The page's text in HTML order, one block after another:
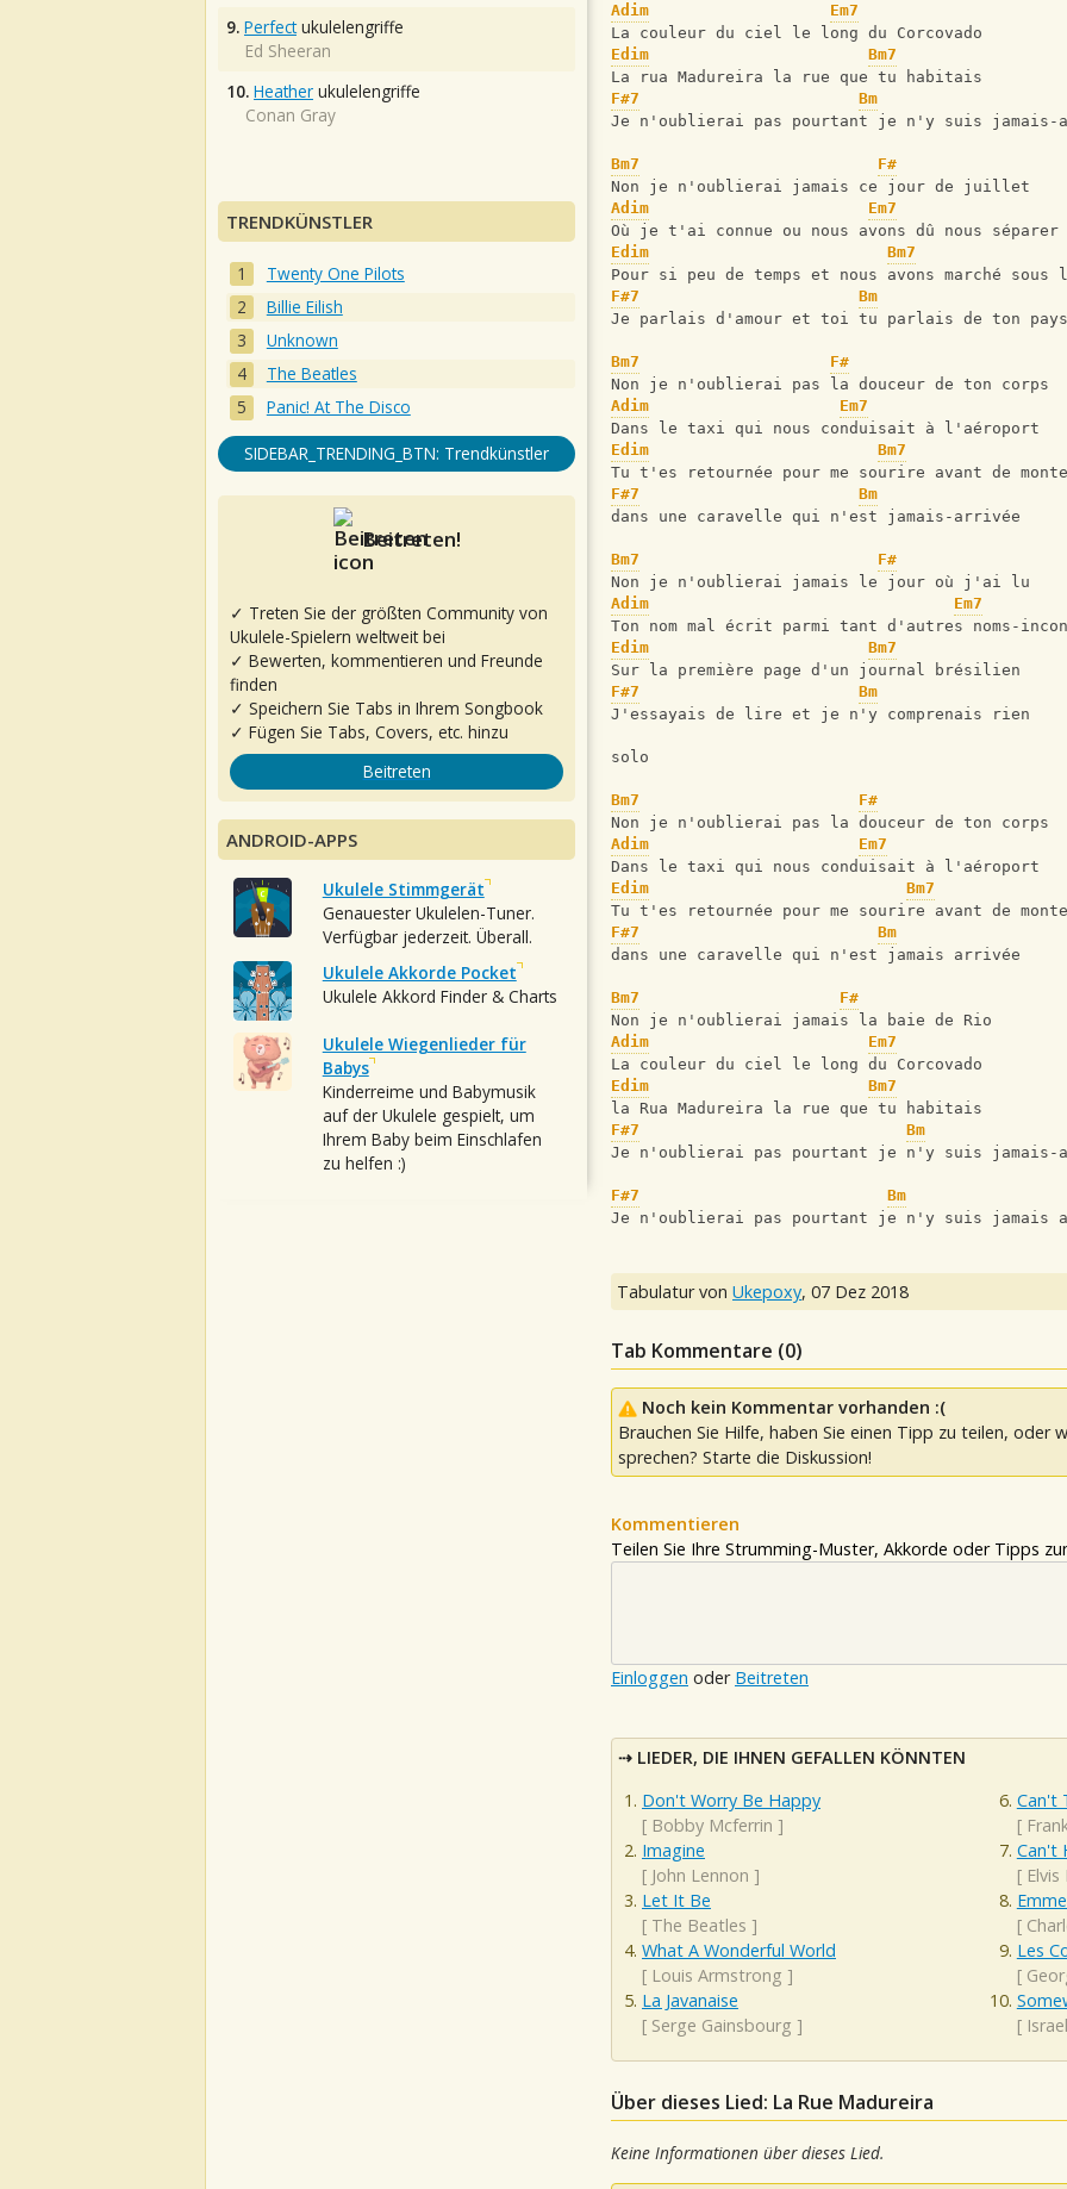
Adim
Em7
La couleur du ciel le long du Corcovado
Edim
Bm7
La rua Madureira la rue que tu habitais
F#7
Bm
Je n'oublierai pas pourtant je n'y suis jamais-
Bm7
F#
Non je n'oublierai jamais ce jour de juillet
Adim
Em7
Où je t'ai connue ou nous avons dû nous séparer
Edim
Bm7
Pour si peu de temps et nous avons marché
F#7
Bm
Je parlais d'amour et toi tu parlais de ton pays
Bm7
F#
Non je n'oublierai pas la douceur de ton corps
Adim
Em7
Dans le taxi qui nous conduisait à l'aéroport
Edim
Bm7
Tu t'es retournée pour me sourire avant de
F#7
Bm
dans une caravelle qui n'est jamais-arrivée
Bm7
F#
Non je n'oublierai jamais le jour où j'ai lu
Adim
Em7
Ton nom mal écrit parmi tant d'autres noms-
Edim
Bm7
Sur la première page d'un journal brésilien
F#7
Bm
J'essayais de lire et je n'y comprenais rien
solo
Bm7
F#
Non je n'oublierai pas la douceur de ton corps
Adim
Em7
Dans le taxi qui nous conduisait à l'aéroport
Edim
Bm7
Tu t'es retournée pour me sourire avant de
F#7
Bm
dans une caravelle qui n'est jamais arrivée
Bm7
F#
Non je n'oublierai jamais la baie de Rio
Adim
Em7
La couleur du ciel le long du Corcovado
Edim
Bm7
la Rua Madureira la rue que tu habitais
F#7
Bm
Je n'oublierai pas pourtant je n'y suis jamais-
F#7
Bm
Je n'oublierai pas pourtant je n'y suis
Tabulatur von Ukepoxy, 07 Dez 2018
Tab Kommentare (0)
Noch kein Kommentar vorhanden :(
Brauchen Sie Hilfe, haben Sie einen Tipp zu teilen, oder
sprechen? Starte die Diskussion!
Kommentieren
Teilen Sie Ihre Strumming-Muster, Akkorde oder Tipps
Einloggen oder Beitreten
LIEDER, DIE IHNEN GEFALLEN KÖNNTEN
Don't Worry Be Happy
[ Bobby Mcferrin ]
Imagine
[ John Lennon ]
Let It Be
[ The Beatles ]
What A Wonderful World
[ Louis Armstrong ]
La Javanaise
[ Serge Gainsbourg ]
Can't
[
Can't
[ Elvis
[
Les
[
[
Über dieses Lied: La Rue Madureira
Keine Informationen über dieses Lied.
9. Perfectukulelengriffe
Ed Sheeran
10. Heather ukulelengriffe
Conan Gray
TRENDKÜNSTLER
Twenty One Pilots
Billie Eilish
Unknown
The Beatles
Panic! At The Disco
SIDEBAR_TRENDING_BTN: Trendkünstler
Beitreten!
✓ Treten Sie der größten Community von
Ukulele-Spielern weltweit bei
✓ Bewerten, kommentieren und Freunde
finden
✓ Speichern Sie Tabs in Ihrem Songbook
✓ Fügen Sie Tabs, Covers, etc. hinzu
Beitreten
ANDROID-APPS
Ukulele Stimmgerät
Genauester Ukulelen-Tuner.
Verfügbar jederzeit. Überall.
Ukulele Akkorde Pocket
Ukulele Akkord Finder & Charts
Ukulele Wiegenlieder für
Babys
Kinderreime und Babymusik
auf der Ukulele gespielt, um
Ihrem Baby beim Einschlafen
zu helfen :)